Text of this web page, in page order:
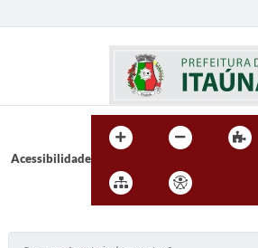
Acessibilidade